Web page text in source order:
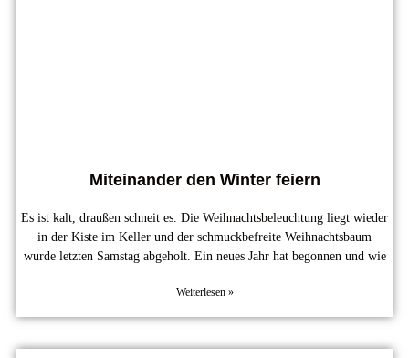
Miteinander den Winter feiern
Es ist kalt, draußen schneit es. Die Weihnachtsbeleuchtung liegt wieder
in der Kiste im Keller und der schmuckbefreite Weihnachtsbaum
wurde letzten Samstag abgeholt. Ein neues Jahr hat begonnen und wie
Weiterlesen »